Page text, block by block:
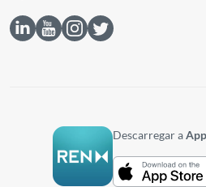
Descarregar a